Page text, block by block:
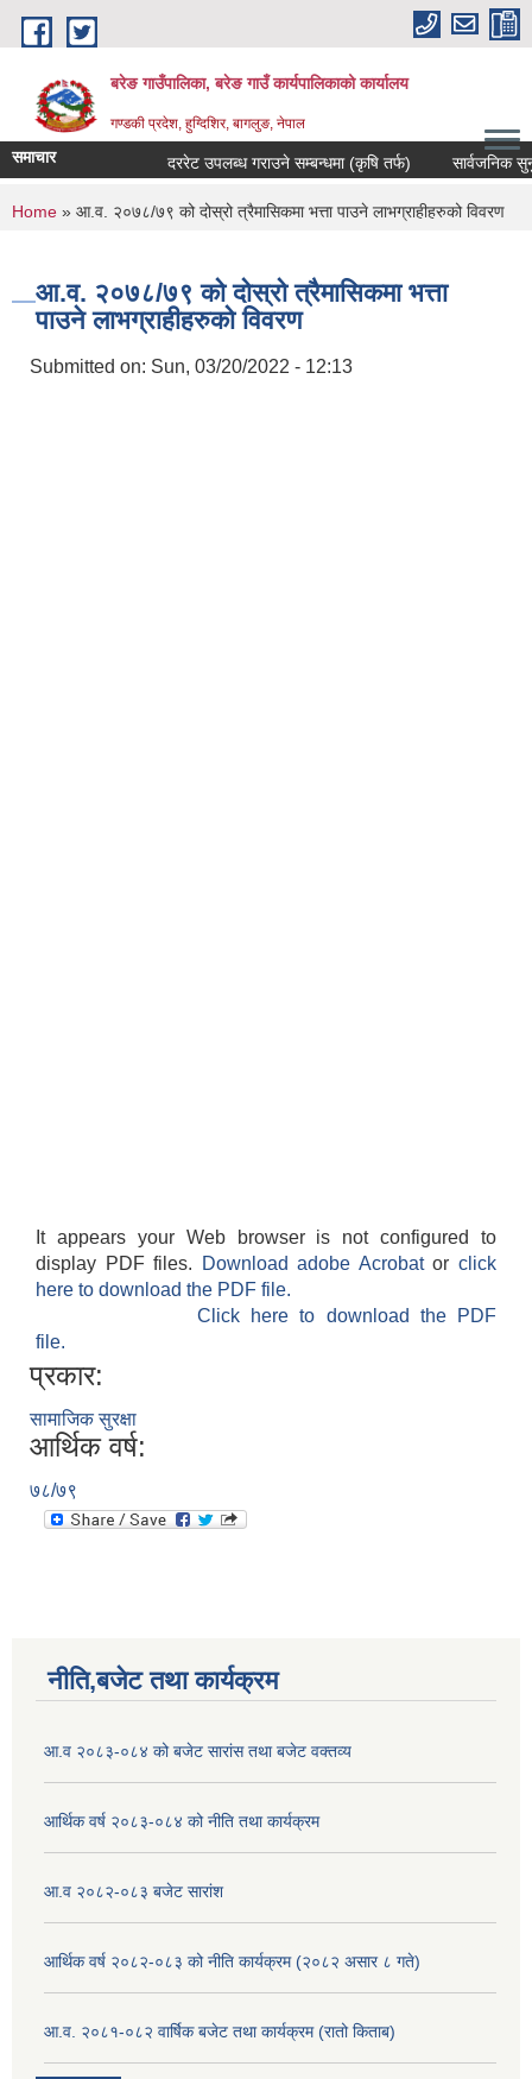
Skip to main content
बरेङ गाउँपालिका, बरेङ गाउँ कार्यपालिकाको कार्यालय
गण्डकी प्रदेश, हुग्दिशिर, बागलुङ, नेपाल
समाचार दररेट उपलब्ध गराउने सम्बन्धमा (कृषि तर्फ) सार्वजनिक
You are here
Home » आ.व. २०७८/७९ को दोस्रो त्रैमासिकमा भत्ता पाउने लाभग्राहीहरुको विवरण
आ.व. २०७८/७९ को दोस्रो त्रैमासिकमा भत्ता
पाउने लाभग्राहीहरुको विवरण
Submitted on: Sun, 03/20/2022 - 12:13
It appears your Web browser is not configured to
display PDF files.
Download adobe Acrobatorclick
here to download the PDF file.
Click here to download the PDF
file.
प्रकार:
सामाजिक सुरक्षा
आर्थिक वर्ष:
७८/७९
नीति,बजेट तथा कार्यक्रम
आ.व २०८३-०८४ को बजेट सारांस तथा बजेट वक्तव्य
आर्थिक वर्ष २०८३-०८४ को नीति तथा कार्यक्रम
आ.व २०८२-०८३ बजेट सारांश
आर्थिक वर्ष २०८२-०८३ को नीति कार्यक्रम (२०८२ असार ८ गते)
आ.व. २०८१-०८२ वार्षिक बजेट तथा कार्यक्रम (रातो किताब)